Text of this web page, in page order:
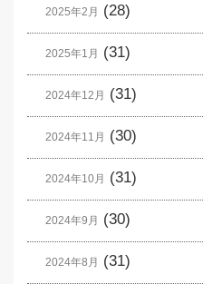
2025年2月 (28)
2025年1月 (31)
2024年12月 (31)
2024年11月 (30)
2024年10月 (31)
2024年9月 (30)
2024年8月 (31)